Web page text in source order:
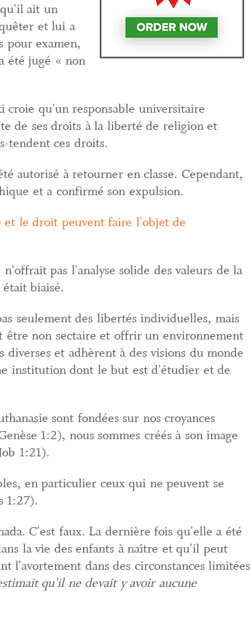
ait un
et lui a
pour examen,
été jugé « non
qu'un responsable universitaire
de ses droits à la liberté de religion et
tendent ces droits.
autorisé à retourner en classe. Cependant,
et a confirmé son expulsion.
et le droit peuvent faire l'objet de
pas l'analyse solide des valeurs de la
biaisé.
seulement des libertés individuelles, mais
être non sectaire et offrir un environnement
et adhèrent à des visions du monde
institution dont le but est d'étudier et de
sont fondées sur nos croyances
1:2), nous sommes créés à son image
1:21).
en particulier ceux qui ne peuvent se
1:27).
C'est faux. La dernière fois qu'elle a été
la vie des enfants à naître et qu'il peut
l'avortement dans des circonstances limitées
qu'il ne devait y avoir aucune